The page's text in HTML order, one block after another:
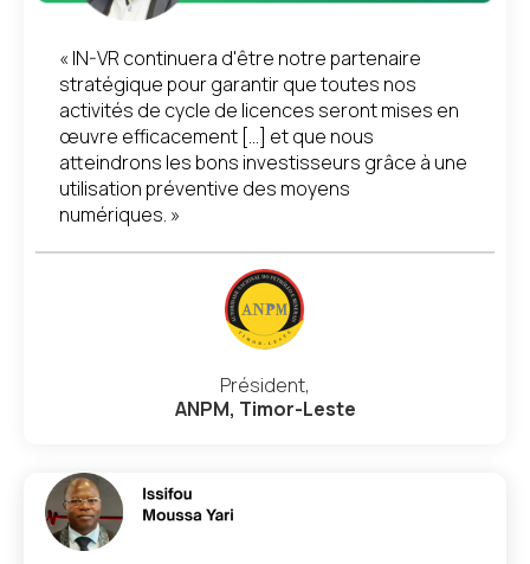
« IN-VR continuera d'être notre partenaire
stratégique pour garantir que toutes nos
activités de cycle de licences seront mises en
œuvre efficacement [...] et que nous
atteindrons les bons investisseurs grâce à une
utilisation préventive des moyens
numériques. »
Président,
ANPM, Timor-Leste